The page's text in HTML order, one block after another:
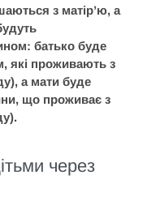
з матір’ю, а
батько буде
які проживають з
а мати буде
що проживає з
через